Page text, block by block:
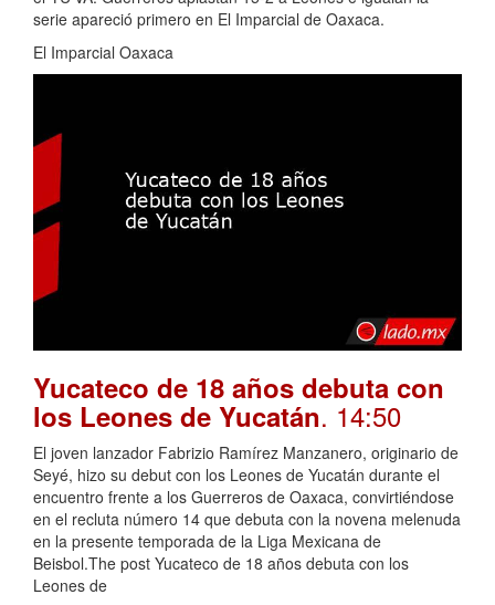
serie apareció primero en El Imparcial de Oaxaca.
El Imparcial Oaxaca
Yucateco de 18 años debuta con
los Leones de Yucatán. 14:50
El joven lanzador Fabrizio Ramírez Manzanero, originario de
Seyé, hizo su debut con los Leones de Yucatán durante el
encuentro frente a los Guerreros de Oaxaca, convirtiéndose
en el recluta número 14 que debuta con la novena melenuda
en la presente temporada de la Liga Mexicana de
Beisbol.The post Yucateco de 18 años debuta con los
Leones de